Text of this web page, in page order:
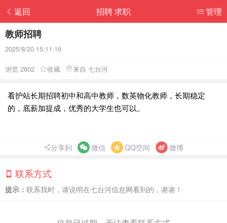
返回 管理
招聘 求职
教师招聘
2025/8/20 15:11:16
浏览 2802 收藏 来自 七台河
看护站长期招聘初中和高中教师，数英物化教师，长期稳定
的，底薪加提成，优秀的大学生也可以。
分享到 微信 QQ空间 微博
联系方式
提示： 联系我时，请说明在七台河信息网看到的，谢谢！